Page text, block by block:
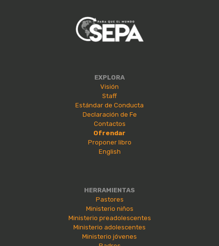
EXPLORA
Visión
Staff
Estándar de Conducta
Declaración de Fe
Contactos
Ofrendar
Proponer libro
English
HERRAMIENTAS
Pastores
Ministerio niños
Ministerio preadolescentes
Ministerio adolescentes
Ministerio jóvenes